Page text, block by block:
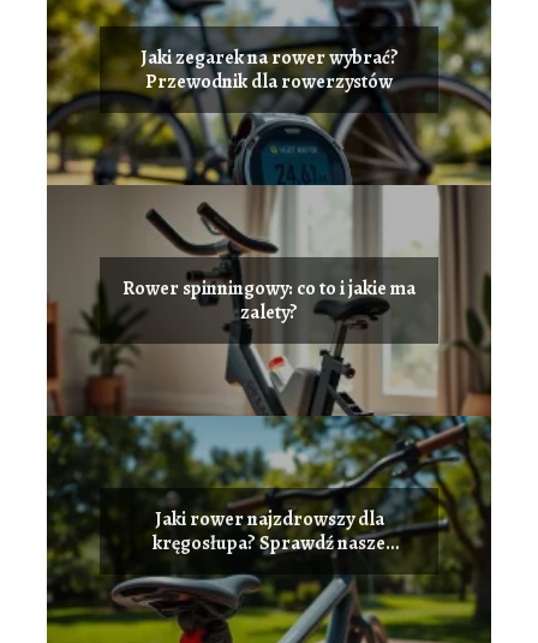
Jaki zegarek na rower wybrać?
Przewodnik dla rowerzystów
Rower spinningowy: co to i jakie ma
zalety?
Jaki rower najzdrowszy dla
kręgosłupa? Sprawdź nasze
rekomendacje!